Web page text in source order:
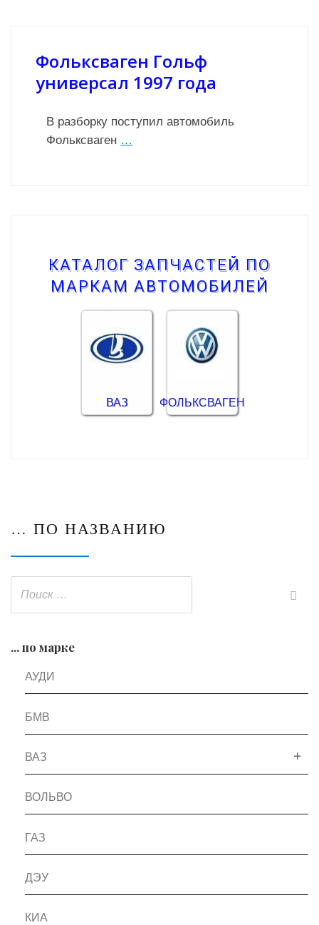
Фольксваген Гольф
универсал 1997 года
В разборку поступил автомобиль
Фольксваген …
КАТАЛОГ ЗАПЧАСТЕЙ ПО
МАРКАМ АВТОМОБИЛЕЙ
ВАЗ ФОЛЬКСВАГЕН
… ПО НАЗВАНИЮ
... по марке
АУДИ
БМВ
ВАЗ
ВОЛЬВО
ГАЗ
ДЭУ
КИА